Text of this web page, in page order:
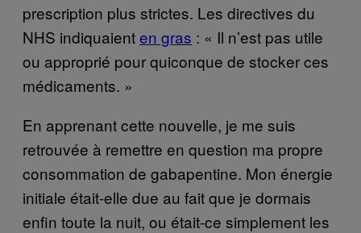
prescription plus strictes. Les directives du
NHS indiquaienten gras : « Il n’est pas utile
ou approprié pour quiconque de stocker ces
médicaments. »
En apprenant cette nouvelle, je me suis
retrouvée à remettre en question ma propre
consommation de gabapentine. Mon énergie
initiale était-elle due au fait que je dormais
enfin toute la nuit, ou était-ce simplement les